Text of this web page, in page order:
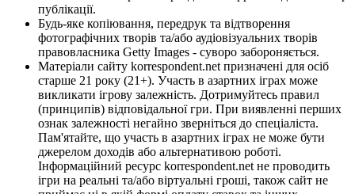
публікації.
Будь-яке копіювання, передрук та відтворення
фотографічних творів та/або аудіовізуальних творів
правовласника Getty Images - суворо забороняється.
Матеріали сайту korrespondent.net призначені для осіб
старше 21 року (21+). Участь в азартних іграх може
викликати ігрову залежність. Дотримуйтесь правил
(принципів) відповідальної гри. При виявленні перших
ознак залежності негайно зверніться до спеціаліста.
Пам'ятайте, що участь в азартних іграх не може бути
джерелом доходів або альтернативою роботі.
Інформаційний ресурс korrespondent.net не проводить
ігри на реальні та/або віртуальні гроші, також сайт не